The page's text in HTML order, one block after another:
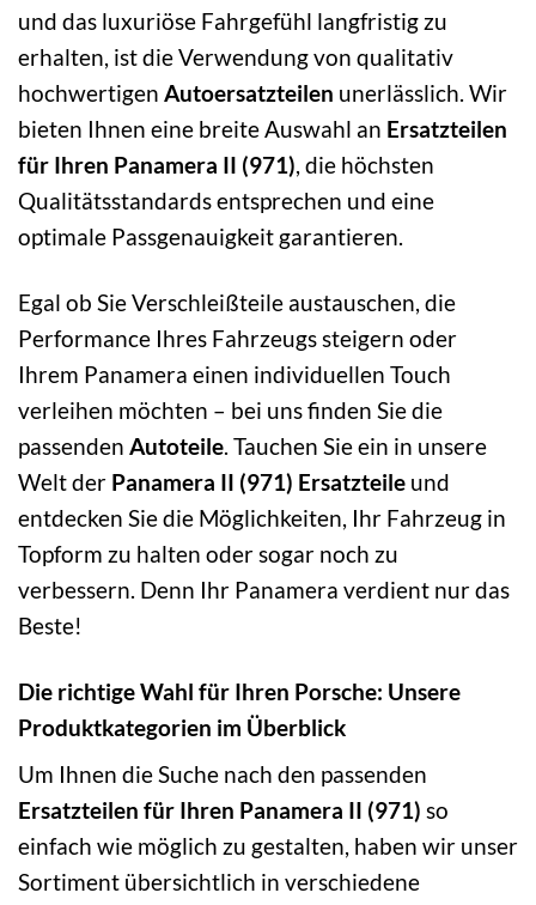
und das luxuriöse Fahrgefühl langfristig zu
erhalten, ist die Verwendung von qualitativ
hochwertigen Autoersatzteilen unerlässlich. Wir
bieten Ihnen eine breite Auswahl an Ersatzteilen
für Ihren Panamera II (971), die höchsten
Qualitätsstandards entsprechen und eine
optimale Passgenauigkeit garantieren.
Egal ob Sie Verschleißteile austauschen, die
Performance Ihres Fahrzeugs steigern oder
Ihrem Panamera einen individuellen Touch
verleihen möchten – bei uns finden Sie die
passenden Autoteile. Tauchen Sie ein in unsere
Welt der Panamera II (971) Ersatzteile und
entdecken Sie die Möglichkeiten, Ihr Fahrzeug in
Topform zu halten oder sogar noch zu
verbessern. Denn Ihr Panamera verdient nur das
Beste!
Die richtige Wahl für Ihren Porsche: Unsere
Produktkategorien im Überblick
Um Ihnen die Suche nach den passenden
Ersatzteilen für Ihren Panamera II (971) so
einfach wie möglich zu gestalten, haben wir unser
Sortiment übersichtlich in verschiedene